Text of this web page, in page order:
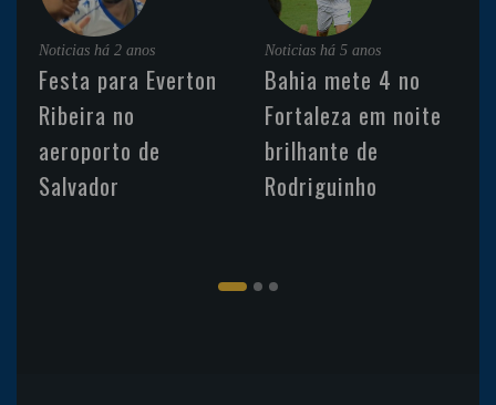
Noticias há 2 anos
Festa para Everton
Ribeira no
aeroporto de
Salvador
Noticias há 5 anos
Bahia mete 4 no
Fortaleza em noite
brilhante de
Rodriguinho